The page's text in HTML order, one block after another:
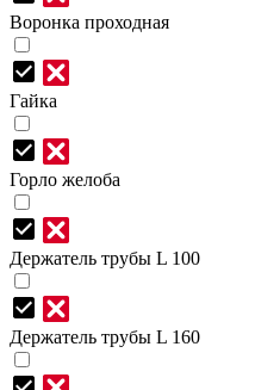
Воронка проходная
Гайка
Горло желоба
Держатель трубы L 100
Держатель трубы L 160